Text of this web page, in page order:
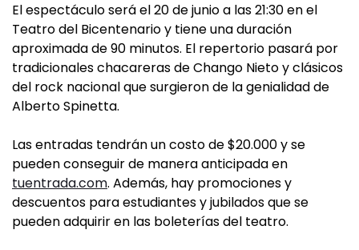
El espectáculo será el 20 de junio a las 21:30 en el
Teatro del Bicentenario y tiene una duración
aproximada de 90 minutos. El repertorio pasará por
tradicionales chacareras de Chango Nieto y clásicos
del rock nacional que surgieron de la genialidad de
Alberto Spinetta.
Las entradas tendrán un costo de $20.000 y se
pueden conseguir de manera anticipada en
tuentrada.com. Además, hay promociones y
descuentos para estudiantes y jubilados que se
pueden adquirir en las boleterías del teatro.